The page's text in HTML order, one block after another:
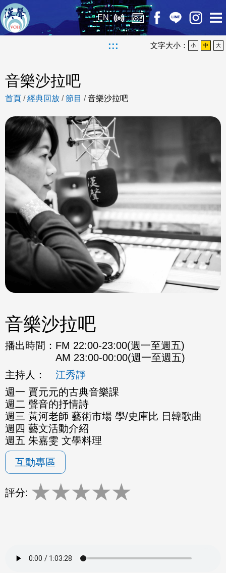
EN
::: 文字大小： 小 中 大
音樂沙拉吧
首頁 /經典回放 /節目 /音樂沙拉吧
音樂沙拉吧
播出時間： FM 22:00-23:00(週一至週五)
AM 23:00-00:00(週一至週五)
主持人：
江秀靜
週一 賈元元的古典音樂課
週二 聲音的抒情詩
週三 黃河老師 藝術市場 學/史庫比 日韓歌曲
週四 藝文活動介紹
週五 朱嘉雯 文學料理
互動專區
評分: ★★★★★